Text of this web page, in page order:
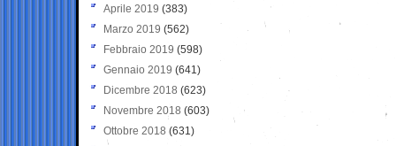
Aprile 2019 (383)
Marzo 2019 (562)
Febbraio 2019 (598)
Gennaio 2019 (641)
Dicembre 2018 (623)
Novembre 2018 (603)
Ottobre 2018 (631)